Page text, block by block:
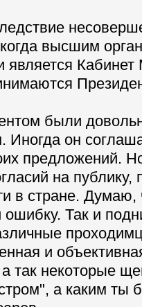
высшим
является
были
Иногда он
предложений.
на публику,
в стране. Думаю,
Так и
и
а так некоторые
а каким ты